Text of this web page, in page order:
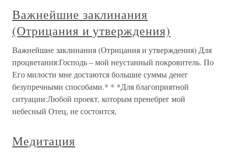
Важнейшие заклинания
(Отрицания и утверждения)
Важнейшие заклинания (Отрицания и утверждения) Для
процветания:Господь – мой неустанный покровитель. По
Его милости мне достаются большие суммы денег
безупречными способами.* * *Для благоприятной
ситуации:Любой проект, которым пренебрег мой
небесный Отец, не состоится,
Медитация